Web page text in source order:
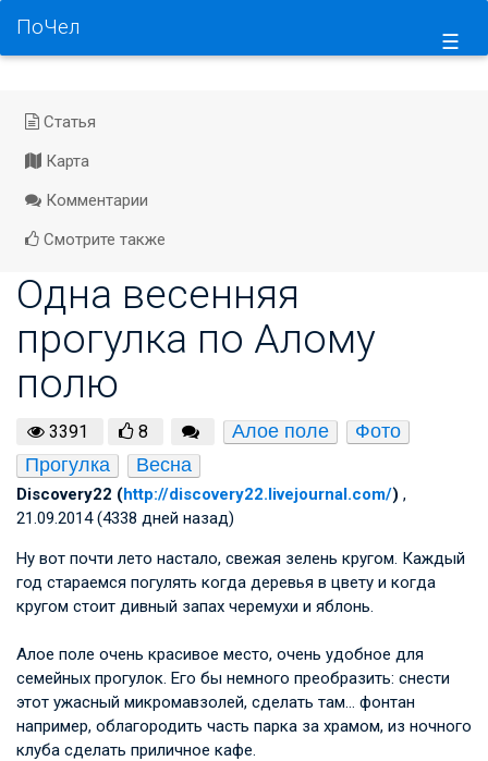
☰
ПоЧел
Статья
Карта
Комментарии
Смотрите также
Одна весенняя
прогулка по Алому
полю
3391 8 Алое поле
Фото
Прогулка
Весна
Discovery22 (http://discovery22.livejournal.com/) ,
21.09.2014 (4338 дней назад)
Ну вот почти лето настало, свежая зелень кругом. Каждый
год стараемся погулять когда деревья в цвету и когда
кругом стоит дивный запах черемухи и яблонь.
Алое поле очень красивое место, очень удобное для
семейных прогулок. Его бы немного преобразить: снести
этот ужасный микромавзолей, сделать там… фонтан
например, облагородить часть парка за храмом, из ночного
клуба сделать приличное кафе.